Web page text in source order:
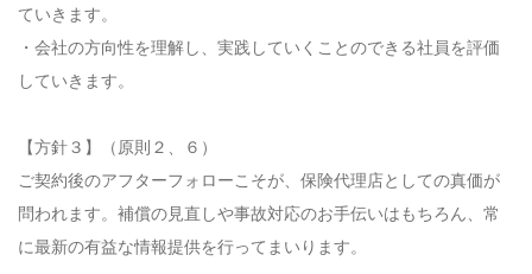
ていきます。
・会社の方向性を理解し、実践していくことのできる社員を評価
していきます。
【方針３】（原則２、６）
ご契約後のアフターフォローこそが、保険代理店としての真価が
問われます。補償の見直しや事故対応のお手伝いはもちろん、常
に最新の有益な情報提供を行ってまいります。